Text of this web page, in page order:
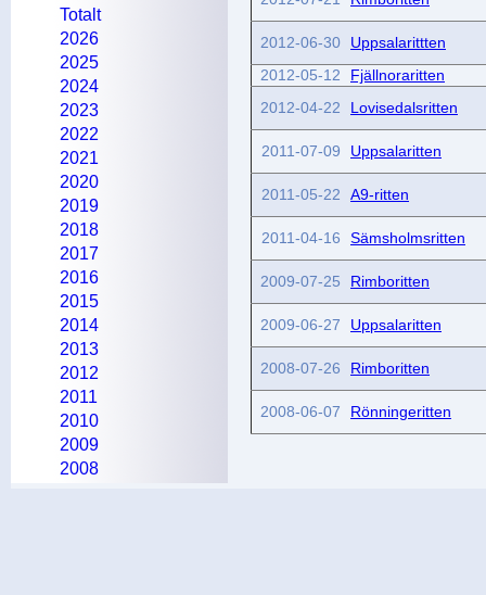
2012-06-30
Uppsalarittten
2012-05-12
Fjällnoraritten
2012-04-22
Lovisedalsritten
2011-07-09 Uppsalaritten
2011-05-22 A9-ritten
2011-04-16 Sämsholmsritten
2009-07-25 Rimboritten
2009-06-27 Uppsalaritten
2008-07-26 Rimboritten
2008-06-07 Rönningeritten
Totalt
2026
2025
2024
2023
2022
2021
2020
2019
2018
2017
2016
2015
2014
2013
2012
2011
2010
2009
2008